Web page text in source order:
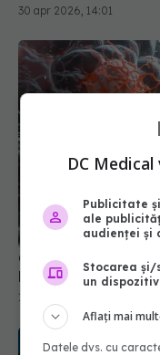
30 apr 2026, 14:01
Cum ajunge
la ficat. Ce au
13 mar 2026, 19:14
DC
Publicitate
ale
audienței și
Stocarea și/
un dispozitiv
Aflați mai
Datele dvs. cu